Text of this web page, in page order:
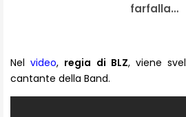
farfalla…
Nelvideo, regia di BLZ, viene
cantante della Band.